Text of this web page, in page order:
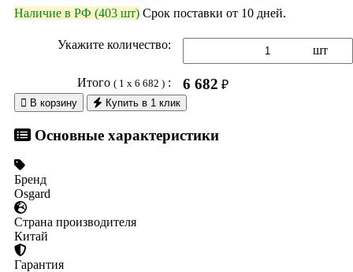
Наличие в РФ (403 шт) Срок поставки от 10 дней.
Укажите количество: шт
Итого ( 1 x 6 682 ): 6 682 ₽
 В корзину Купить в 1 клик
Основные характеристики
Бренд
Osgard
Страна производителя
Китай
Гарантия